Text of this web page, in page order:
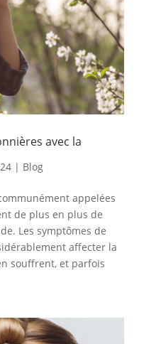
avec la
| Blog
appelées
de plus en plus de
Les symptômes de
affecter la
souffrent, et parfois